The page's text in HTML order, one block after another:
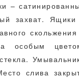
–
захват.
скольжения
особым
слива